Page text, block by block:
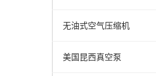
无油式空气压缩机
美国昆西真空泵